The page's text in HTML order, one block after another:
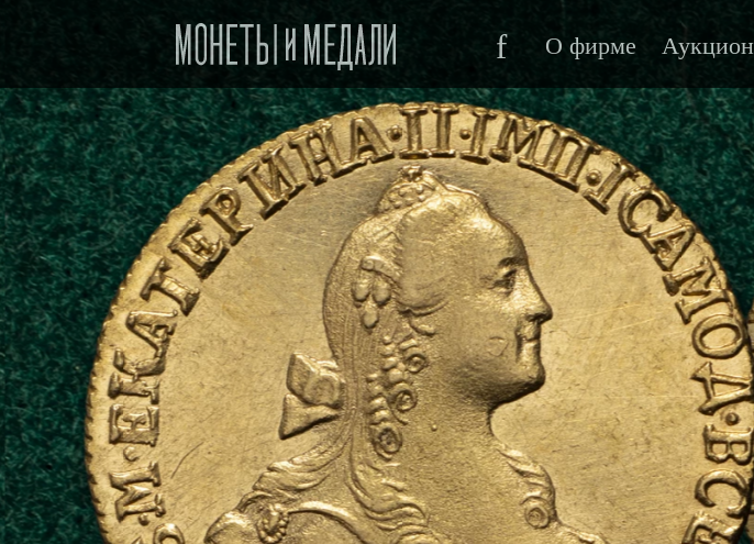
f О фирме